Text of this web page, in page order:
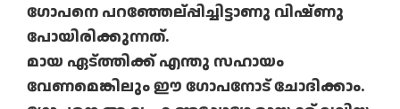
ഗോപനെ പറഞ്ഞേല്പ്പിച്ചിട്ടാണു വിഷ്ണു
പോയിരിക്കുന്നത്.
മായ ഏട്ത്തിക്ക് എന്തു സഹായം
വേണമെങ്കിലും ഈ ഗോപനോട് ചോദിക്കാം.